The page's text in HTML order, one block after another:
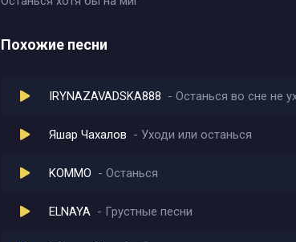
Похожие песни
IRYNAZAVADSKA888 Останься во сне не
Яшар Чахалов Уходи или останься
KOMMO Останься
ELNAYA Грустные песни